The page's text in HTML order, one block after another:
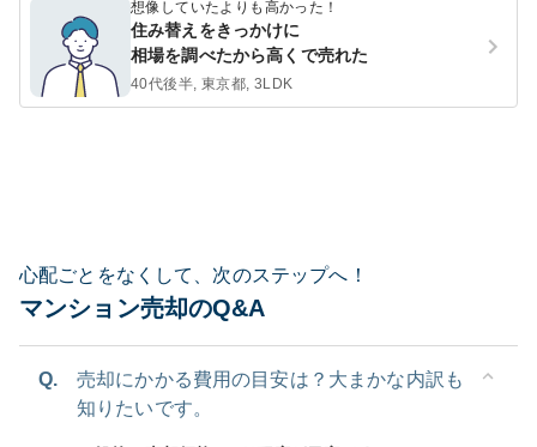
想像していたよりも高かった！
住み替えをきっかけに
相場を調べたから高くで売れた
40代後半, 東京都, 3LDK
心配ごとをなくして、次のステップへ！
マンション売却のQ&A
Q.
売却にかかる費用の目安は？大まかな内訳も
知りたいです。